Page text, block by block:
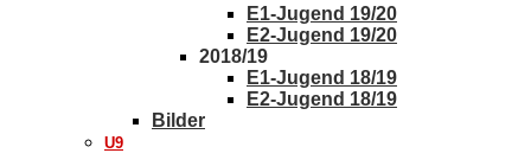
E1-Jugend 19/20
E2-Jugend 19/20
2018/19
E1-Jugend 18/19
E2-Jugend 18/19
Bilder
U9